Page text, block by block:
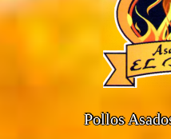
Pollos